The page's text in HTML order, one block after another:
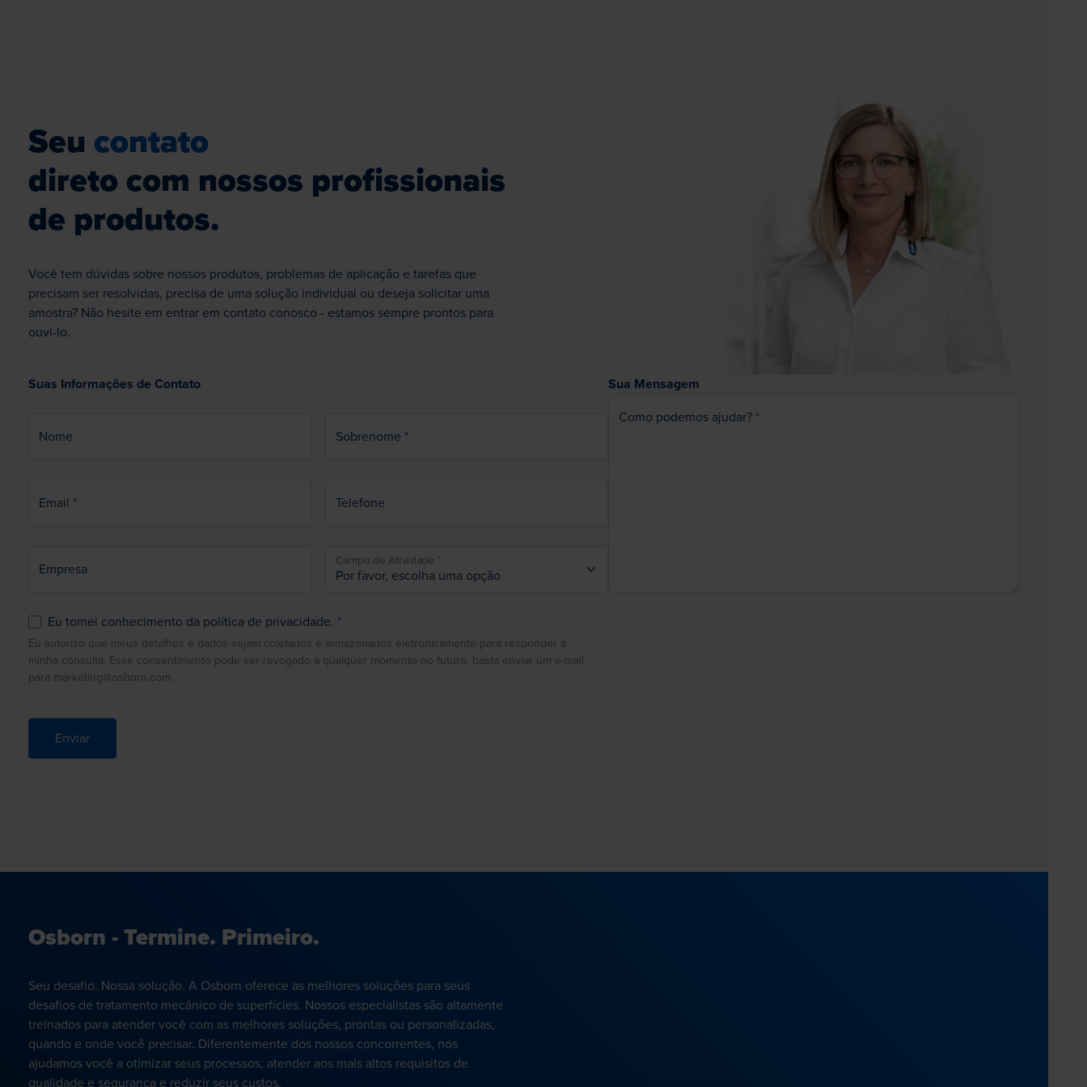
Seu contato
direto com nossos profissionais
de produtos.
Você tem dúvidas sobre nossos produtos, problemas de aplicação e tarefas que
precisam ser resolvidas, precisa de uma solução individual ou deseja solicitar uma
amostra? Não hesite em entrar em contato conosco - estamos sempre prontos para
ouvi-lo.
Suas Informações de Contato
Nome Sobrenome
Email Telefone
Empresa Campo de Atividade
Sua Mensagem
Como podemos ajudar?
Eu tomei conhecimento da política de privacidade.
Eu autorizo que meus detalhes e dados sejam coletados e armazenados eletronicamente para responder à
minha consulta. Esse consentimento pode ser revogado a qualquer momento no futuro, basta enviar um e-mail
para marketing@osborn.com.
Enviar
Osborn - Termine. Primeiro.
Seu desafio. Nossa solução. A Osborn oferece as melhores soluções para seus
desafios de tratamento mecânico de superfícies. Nossos especialistas são altamente
treinados para atender você com as melhores soluções, prontas ou personalizadas,
quando e onde você precisar. Diferentemente dos nossos concorrentes, nós
ajudamos você a otimizar seus processos, atender aos mais altos requisitos de
qualidade e segurança e reduzir seus custos.